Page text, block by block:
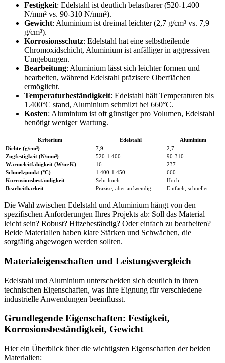
Festigkeit: Edelstahl ist deutlich belastbarer (520-1.400
N/mm² vs. 90-310 N/mm²).
Gewicht: Aluminium ist dreimal leichter (2,7 g/cm³ vs. 7,9
g/cm³).
Korrosionsschutz: Edelstahl hat eine selbstheilende
Chromoxidschicht, Aluminium ist anfälliger in aggressiven
Umgebungen.
Bearbeitung: Aluminium lässt sich leichter formen und
bearbeiten, während Edelstahl präzisere Oberflächen
ermöglicht.
Temperaturbeständigkeit: Edelstahl hält Temperaturen bis
1.400°C stand, Aluminium schmilzt bei 660°C.
Kosten: Aluminium ist oft günstiger pro Volumen, Edelstahl
benötigt weniger Wartung.
Kriterium Edelstahl
Aluminium
Dichte (g/cm³)
7,9
2,7
Zugfestigkeit (N/mm²)
520-1.400
90-310
Wärmeleitfähigkeit (W/m·K)
16
237
Schmelzpunkt (°C)
1.400-1.450
660
Korrosionsbeständigkeit
Sehr hoch
Hoch
Bearbeitbarkeit
Präzise, aber aufwendig Einfach, schneller
Die Wahl zwischen Edelstahl und Aluminium hängt von den
spezifischen Anforderungen Ihres Projekts ab: Soll das Material
leicht sein? Robust? Hitzebeständig? Oder einfach zu bearbeiten?
Beide Materialien haben klare Stärken und Schwächen, die
sorgfältig abgewogen werden sollten.
Materialeigenschaften und Leistungsvergleich
Edelstahl und Aluminium unterscheiden sich deutlich in ihren
technischen Eigenschaften, was ihre Eignung für verschiedene
industrielle Anwendungen beeinflusst.
Grundlegende Eigenschaften: Festigkeit,
Korrosionsbeständigkeit, Gewicht
Hier ein Überblick über die wichtigsten Eigenschaften der beiden
Materialien: